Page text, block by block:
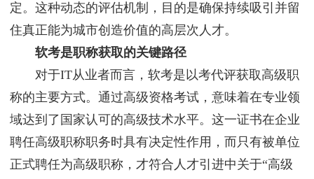
定。这种动态的评估机制，目的是确保持续吸引并留
住真正能为城市创造价值的高层次人才。
软考是职称获取的关键路径
对于IT从业者而言，软考是以考代评获取高级职
称的主要方式。通过高级资格考试，意味着在专业领
域达到了国家认可的高级技术水平。这一证书在企业
聘任高级职称职务时具有决定性作用，而只有被单位
正式聘任为高级职称，才符合人才引进中关于“高级